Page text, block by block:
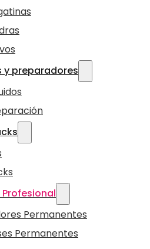
y preparadores
Permanentes
Permanentes